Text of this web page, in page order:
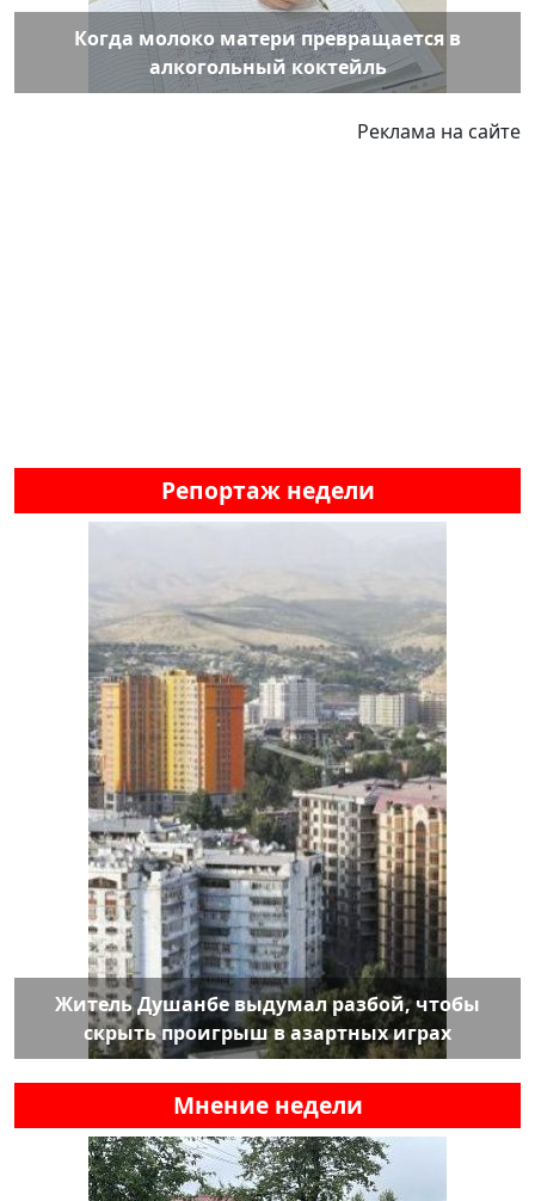
Когда молоко матери превращается в
алкогольный коктейль
Реклама на сайте
Репортаж недели
Житель Душанбе выдумал разбой, чтобы
скрыть проигрыш в азартных играх
Мнение недели